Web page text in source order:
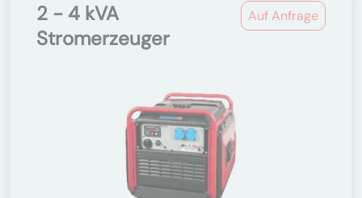
Auf Anfrage
2 - 4 kVA
Stromerzeuger